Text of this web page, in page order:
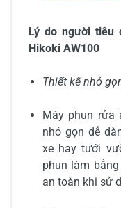
Lý do người tiêu
Hikoki AW100
Thiết kế nhỏ
Máy phun rửa
nhỏ gọn dễ
xe hay tưới
phun làm
an toàn khi sử